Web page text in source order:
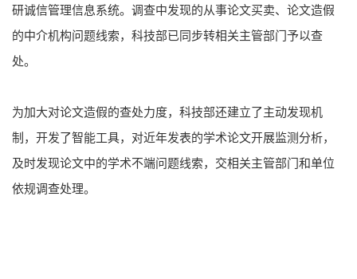
研诚信管理信息系统。调查中发现的从事论文买卖、论文造假
的中介机构问题线索，科技部已同步转相关主管部门予以查
处。
为加大对论文造假的查处力度，科技部还建立了主动发现机
制，开发了智能工具，对近年发表的学术论文开展监测分析，
及时发现论文中的学术不端问题线索，交相关主管部门和单位
依规调查处理。